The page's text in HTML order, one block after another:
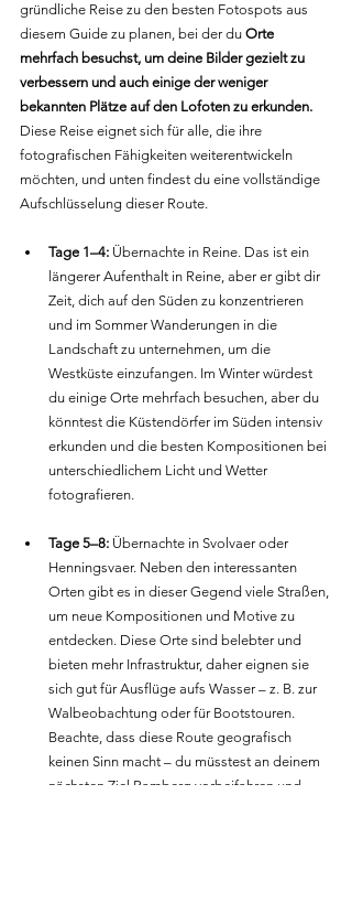
gründliche Reise zu den besten Fotospots aus
diesem Guide zu planen, bei der du Orte
mehrfach besuchst, um deine Bilder gezielt zu
verbessern und auch einige der weniger
bekannten Plätze auf den Lofoten zu erkunden.
Diese Reise eignet sich für alle, die ihre
fotografischen Fähigkeiten weiterentwickeln
möchten, und unten findest du eine vollständige
Aufschlüsselung dieser Route.
Tage 1–4: Übernachte in Reine. Das ist ein
längerer Aufenthalt in Reine, aber er gibt dir
Zeit, dich auf den Süden zu konzentrieren
und im Sommer Wanderungen in die
Landschaft zu unternehmen, um die
Westküste einzufangen. Im Winter würdest
du einige Orte mehrfach besuchen, aber du
könntest die Küstendörfer im Süden intensiv
erkunden und die besten Kompositionen bei
unterschiedlichem Licht und Wetter
fotografieren.
Tage 5–8: Übernachte in Svolvaer oder
Henningsvaer. Neben den interessanten
Orten gibt es in dieser Gegend viele Straßen,
um neue Kompositionen und Motive zu
entdecken. Diese Orte sind belebter und
bieten mehr Infrastruktur, daher eignen sie
sich gut für Ausflüge aufs Wasser – z. B. zur
Walbeobachtung oder für Bootstouren.
Beachte, dass diese Route geografisch
keinen Sinn macht – du müsstest an deinem
nächsten Ziel Ramberg vorbeifahren und